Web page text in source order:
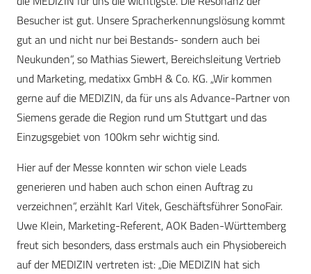
Besucher ist gut. Unsere Spracherkennungslösung kommt
gut an und nicht nur bei Bestands- sondern auch bei
Neukunden“, so Mathias Siewert, Bereichsleitung Vertrieb
und Marketing, medatixx GmbH & Co. KG. „Wir kommen
gerne auf die MEDIZIN, da für uns als Advance-Partner von
Siemens gerade die Region rund um Stuttgart und das
Einzugsgebiet von 100km sehr wichtig sind.
Hier auf der Messe konnten wir schon viele Leads
generieren und haben auch schon einen Auftrag zu
verzeichnen“, erzählt Karl Vitek, Geschäftsführer SonoFair.
Uwe Klein, Marketing-Referent, AOK Baden-Württemberg
freut sich besonders, dass erstmals auch ein Physiobereich
auf der MEDIZIN vertreten ist: „Die MEDIZIN hat sich